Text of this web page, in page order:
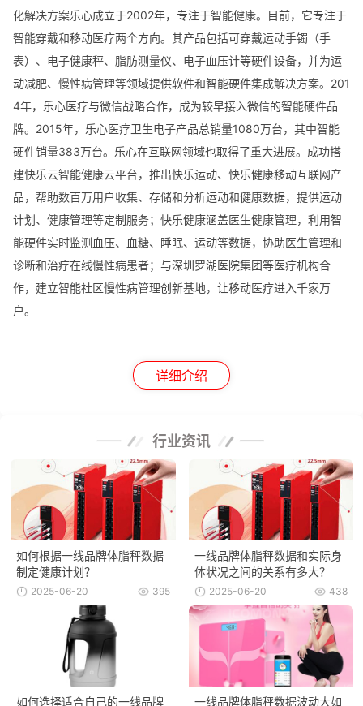
化解决方案乐心成立于2002年，专注于智能健康。目前，它专注于
智能穿戴和移动医疗两个方向。其产品包括可穿戴运动手镯（手
表）、电子健康秤、脂肪测量仪、电子血压计等硬件设备，并为运
动减肥、慢性病管理等领域提供软件和智能硬件集成解决方案。201
4年，乐心医疗与微信战略合作，成为较早接入微信的智能硬件品
牌。2015年，乐心医疗卫生电子产品总销量1080万台，其中智能
硬件销量383万台。乐心在互联网领域也取得了重大进展。成功搭
建快乐云智能健康云平台，推出快乐运动、快乐健康移动互联网产
品，帮助数百万用户收集、存储和分析运动和健康数据，提供运动
计划、健康管理等定制服务；快乐健康涵盖医生健康管理，利用智
能硬件实时监测血压、血糖、睡眠、运动等数据，协助医生管理和
诊断和治疗在线慢性病患者；与深圳罗湖医院集团等医疗机构合
作，建立智能社区慢性病管理创新基地，让移动医疗进入千家万
户。
详细介绍
行业资讯
如何根据一线品牌体脂秤数据
制定健康计划？
395
2025-06-20
一线品牌体脂秤数据和实际身
体状况之间的关系有多大？
438
2025-06-20
如何选择适合自己的一线品牌
一线品牌体脂秤数据波动大如